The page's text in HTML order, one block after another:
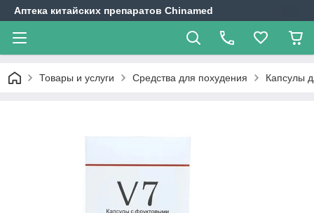
Аптека китайских препаратов Chinamed
Товары и услуги Средства для похудения Капсулы